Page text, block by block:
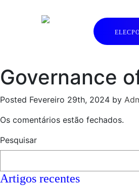
Governance
Posted Fevereiro 29th, 2024 by
Os comentários estão fechados.
Pesquisar
Artigos recentes